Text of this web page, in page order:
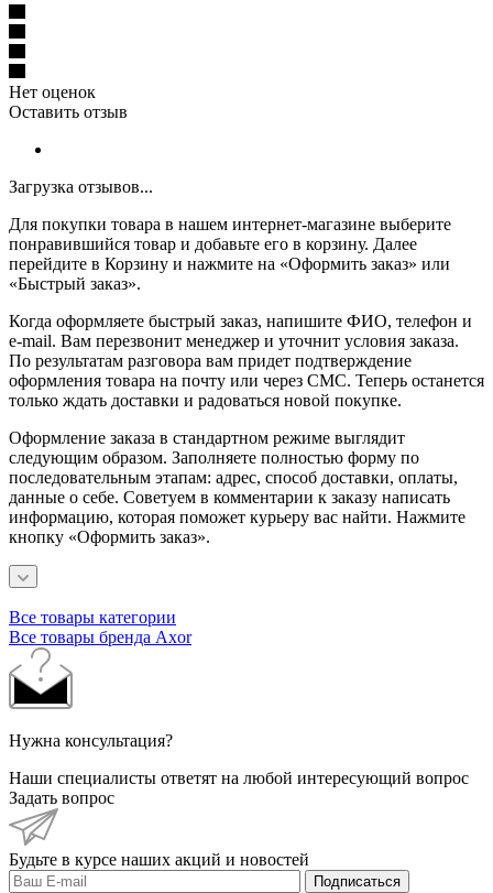
Нет оценок
Оставить отзыв
Загрузка отзывов...
Для покупки товара в нашем интернет-магазине выберите
понравившийся товар и добавьте его в корзину. Далее
перейдите в Корзину и нажмите на «Оформить заказ» или
«Быстрый заказ».
Когда оформляете быстрый заказ, напишите ФИО, телефон и
e-mail. Вам перезвонит менеджер и уточнит условия заказа.
По результатам разговора вам придет подтверждение
оформления товара на почту или через СМС. Теперь останется
только ждать доставки и радоваться новой покупке.
Оформление заказа в стандартном режиме выглядит
следующим образом. Заполняете полностью форму по
последовательным этапам: адрес, способ доставки, оплаты,
данные о себе. Советуем в комментарии к заказу написать
информацию, которая поможет курьеру вас найти. Нажмите
кнопку «Оформить заказ».
Все товары категории
Все товары бренда Axor
Нужна консультация?
Наши специалисты ответят на любой интересующий вопрос
Задать вопрос
Будьте в курсе наших акций и новостей
Подписаться